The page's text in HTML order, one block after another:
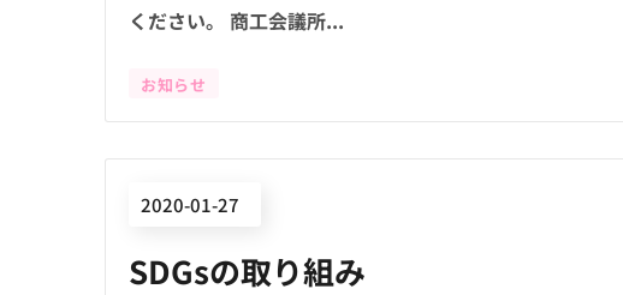
ください。 商工会議所...
お知らせ
2020-01-27
SDGsの取り組み